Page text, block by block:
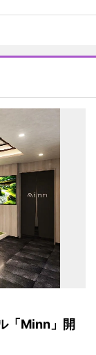
「Minn」開